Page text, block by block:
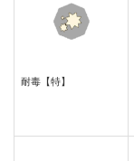
耐毒【特】